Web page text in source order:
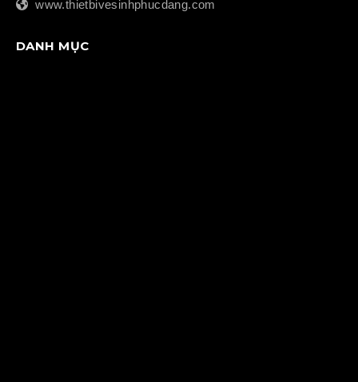
www.thietbivesinhphucdang.com
DANH MỤC